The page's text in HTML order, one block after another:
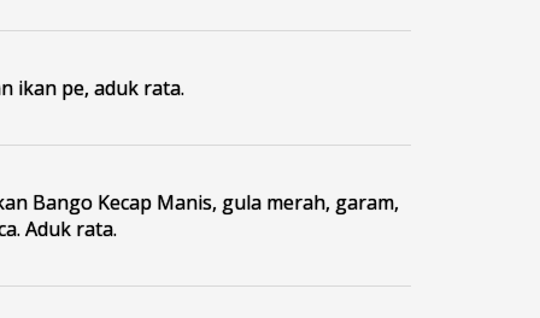
ikan pe, aduk rata.
Bango Kecap Manis, gula merah, garam,
Aduk rata.